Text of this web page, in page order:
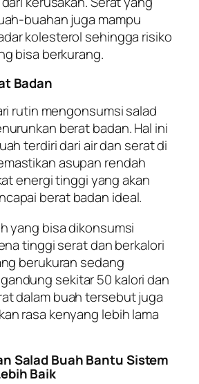
buahan juga mampu
kolesterol sehingga risiko
bisa berkurang.
Badan
rutin mengonsumsi salad
berat badan. Hal ini
terdiri dari air dan serat di
asupan rendah
energi tinggi yang akan
berat badan ideal.
yang bisa dikonsumsi
tinggi serat dan berkalori
berukuran sedang
sekitar 50 kalori dan
dalam buah tersebut juga
rasa kenyang lebih lama
Salad Buah Bantu Sistem
Baik